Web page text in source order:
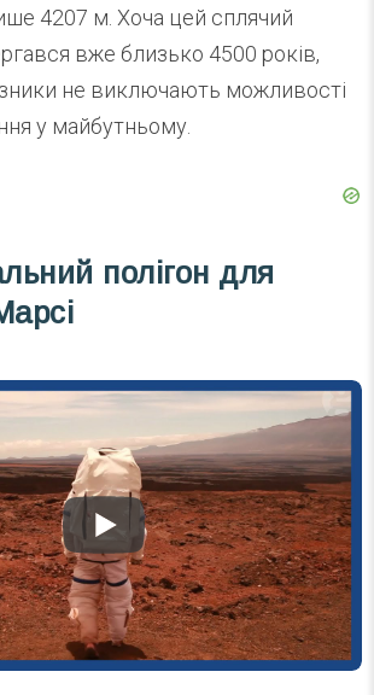
4207 м. Хоча цей сплячий
вже близько 4500 років,
не виключають можливості
у майбутньому.
полігон для